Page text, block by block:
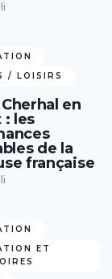
/ LOISIRS
en
: les
de la
française
ET